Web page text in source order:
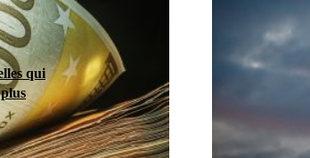
qui